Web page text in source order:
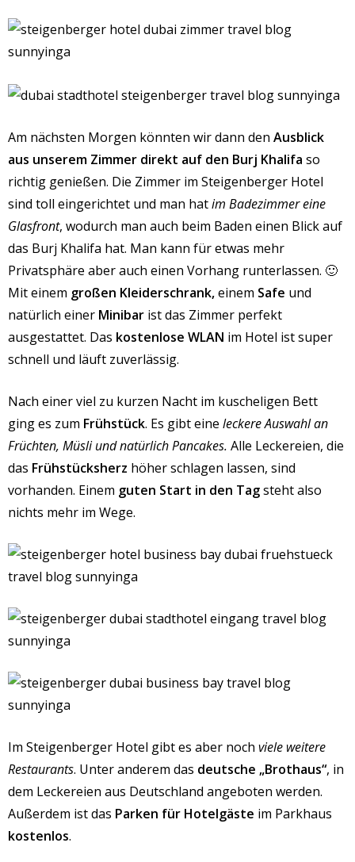
Am nächsten Morgen könnten wir dann den Ausblick
aus unserem Zimmer direkt auf den Burj Khalifa so
richtig genießen. Die Zimmer im Steigenberger Hotel
sind toll eingerichtet und man hatim Badezimmer eine
Glasfront, wodurch man auch beim Baden einen Blick auf
das Burj Khalifa hat. Man kann für etwas mehr
Privatsphäre aber auch einen Vorhang runterlassen. 🙂
Mit einem großen Kleiderschrank,einem Safe und
natürlich einer Minibar ist das Zimmer perfekt
ausgestattet. Das kostenlose WLAN im Hotel ist super
schnell und läuft zuverlässig.
Nach einer viel zu kurzen Nacht im kuscheligen Bett
ging es zum Frühstück. Es gibt eine leckere Auswahl an
Früchten, Müsli und natürlich Pancakes. Alle Leckereien, die
das Frühstücksherz höher schlagen lassen, sind
vorhanden. Einem guten Start in den Tagsteht also
nichts mehr im Wege.
Im Steigenberger Hotel gibt es aber noch viele weitere
Restaurants. Unter anderem das deutsche „Brothaus“, in
dem Leckereien aus Deutschland angeboten werden.
Außerdem ist das Parken für Hotelgäste im Parkhaus
kostenlos.